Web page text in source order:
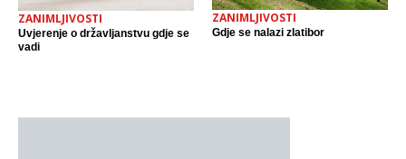
ZANIMLJIVOSTI
Uvjerenje o državljanstvu gdje se
vadi
ZANIMLJIVOSTI
Gdje se nalazi zlatibor